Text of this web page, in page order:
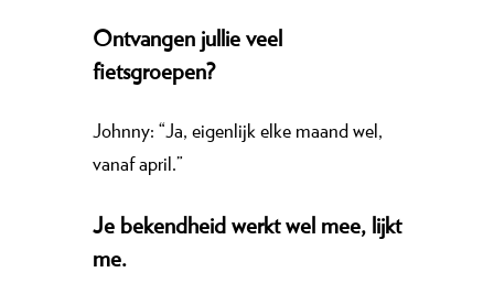
Ontvangen jullie veel
fietsgroepen?
Johnny: “Ja, eigenlijk elke maand wel,
vanaf april.”
Je bekendheid werkt wel mee, lijkt
me.